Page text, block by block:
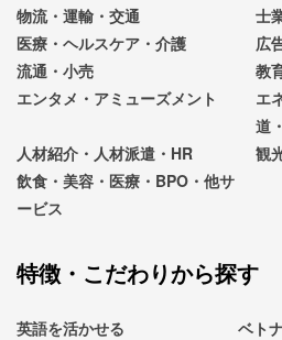
物流・運輸・交通
士
医療・ヘルスケア・介護
広
流通・小売
教
エンタメ・アミューズメント
エ
道
人材紹介・人材派遣・HR
観
飲食・美容・医療・BPO・他サ
ービス
特徴・こだわりから探す
英語を活かせる
ベト